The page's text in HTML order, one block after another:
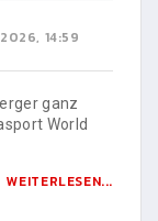
14:59
ganz
World
WEITERLESEN...